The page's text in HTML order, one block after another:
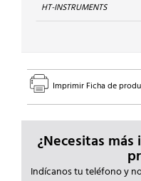
HT-INSTRUMENTS
Imprimir Ficha de
¿Necesitas
Indícanos tu teléfono y